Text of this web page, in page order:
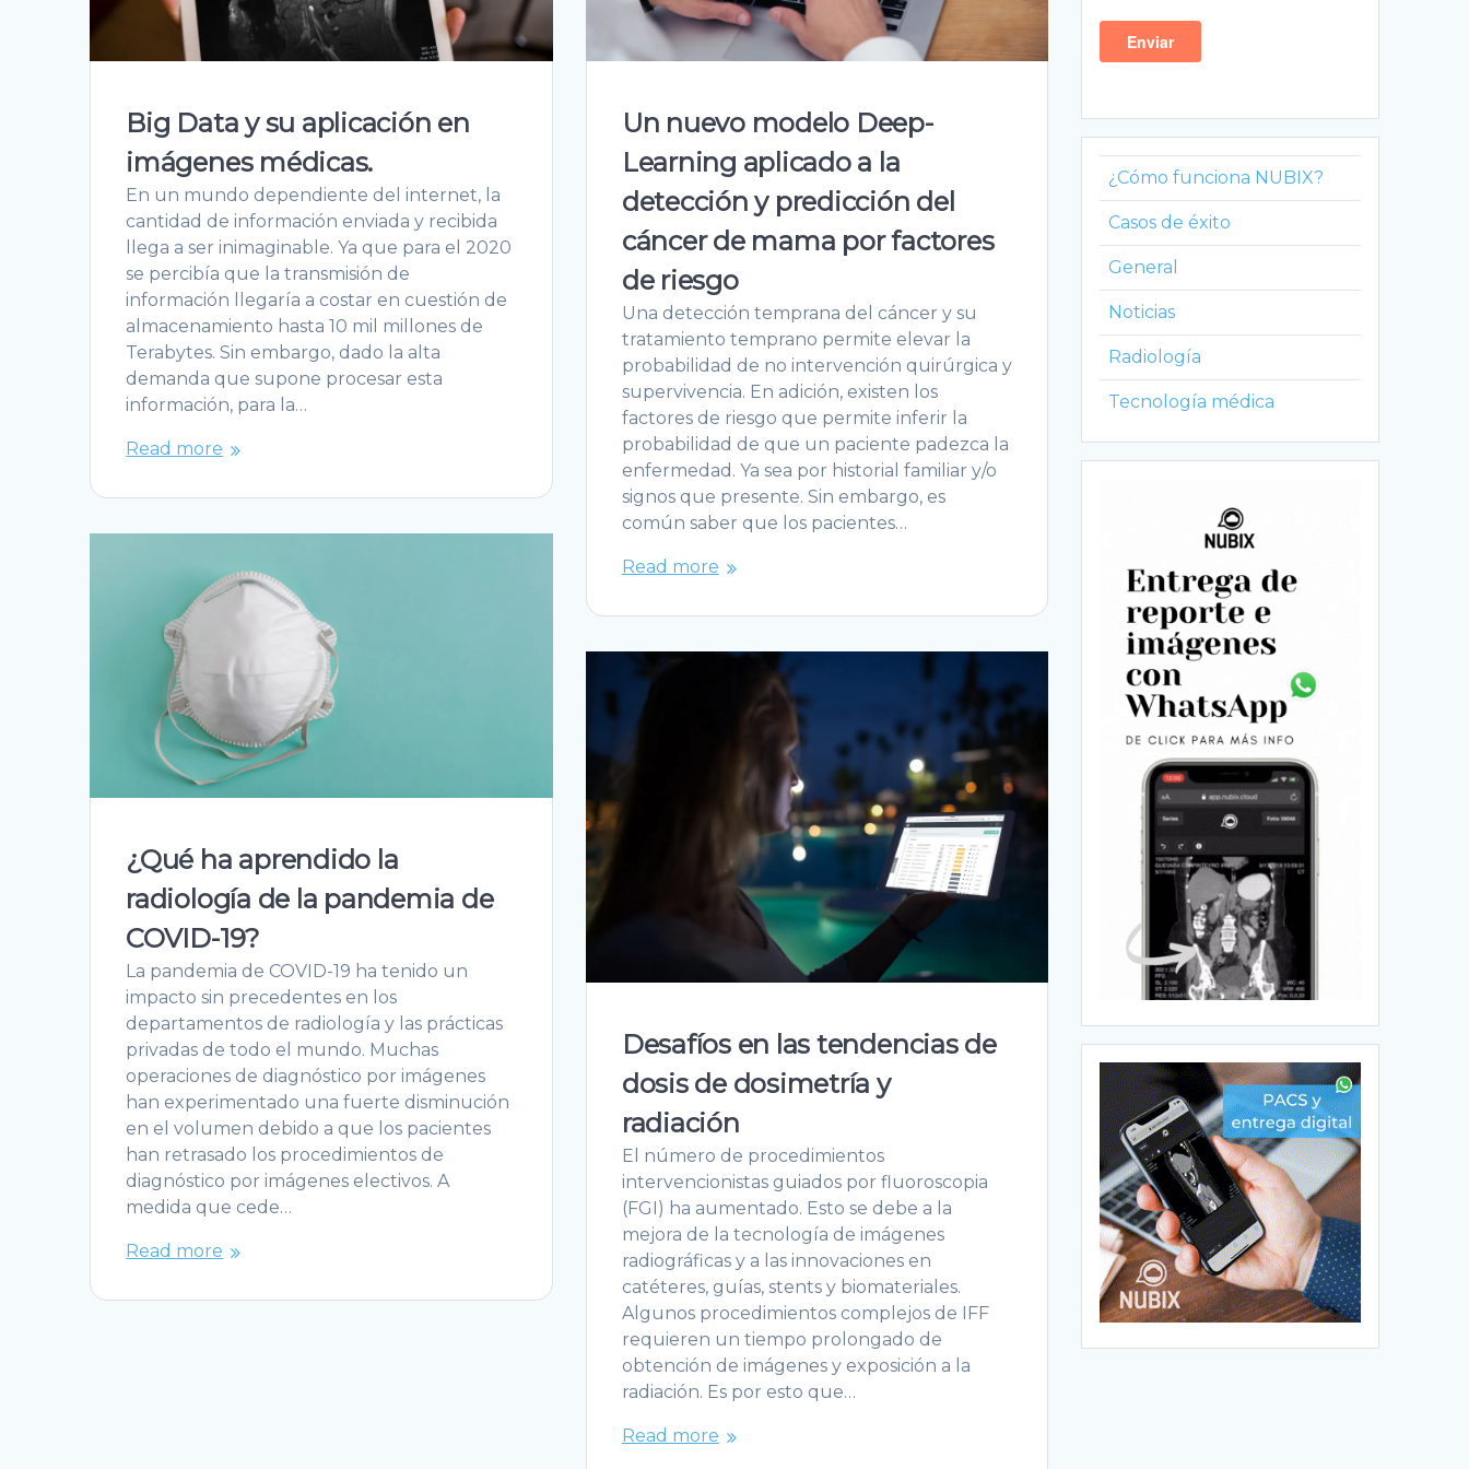
Big Data y su aplicación en
imágenes médicas.
En un mundo dependiente del internet, la
cantidad de información enviada y recibida
llega a ser inimaginable. Ya que para el 2020
se percibía que la transmisión de
información llegaría a costar en cuestión de
almacenamiento hasta 10 mil millones de
Terabytes. Sin embargo, dado la alta
demanda que supone procesar esta
información, para la…
Read more
Un nuevo modelo Deep-
Learning aplicado a la
detección y predicción del
cáncer de mama por factores
de riesgo
Una detección temprana del cáncer y su
tratamiento temprano permite elevar la
probabilidad de no intervención quirúrgica y
supervivencia. En adición, existen los
factores de riesgo que permite inferir la
probabilidad de que un paciente padezca la
enfermedad. Ya sea por historial familiar y/o
signos que presente. Sin embargo, es
común saber que los pacientes…
Read more
¿Qué ha aprendido la
radiología de la pandemia de
COVID-19?
La pandemia de COVID-19 ha tenido un
impacto sin precedentes en los
departamentos de radiología y las prácticas
privadas de todo el mundo. Muchas
operaciones de diagnóstico por imágenes
han experimentado una fuerte disminución
en el volumen debido a que los pacientes
han retrasado los procedimientos de
diagnóstico por imágenes electivos. A
medida que cede…
Read more
Desafíos en las tendencias de
dosis de dosimetría y
radiación
El número de procedimientos
intervencionistas guiados por fluoroscopia
(FGI) ha aumentado. Esto se debe a la
mejora de la tecnología de imágenes
radiográficas y a las innovaciones en
catéteres, guías, stents y biomateriales.
Algunos procedimientos complejos de IFF
requieren un tiempo prolongado de
obtención de imágenes y exposición a la
radiación. Es por esto que…
Read more
¿Cómo funciona NUBIX?
Casos de éxito
General
Noticias
Radiología
Tecnología médica